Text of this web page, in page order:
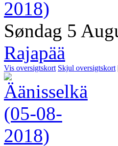
Søndag 5
Rajapää
Vis oversigtskort Skjul oversigtskort